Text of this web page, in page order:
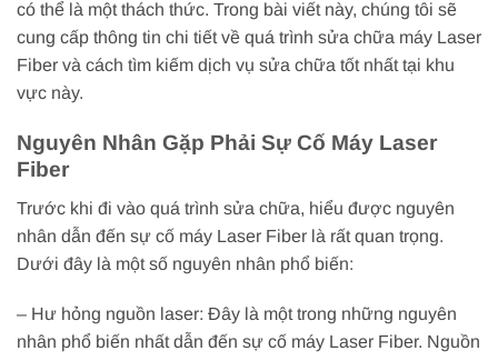
có thể là một thách thức. Trong bài viết này, chúng tôi sẽ
cung cấp thông tin chi tiết về quá trình sửa chữa máy Laser
Fiber và cách tìm kiếm dịch vụ sửa chữa tốt nhất tại khu
vực này.
Nguyên Nhân Gặp Phải Sự Cố Máy Laser
Fiber
Trước khi đi vào quá trình sửa chữa, hiểu được nguyên
nhân dẫn đến sự cố máy Laser Fiber là rất quan trọng.
Dưới đây là một số nguyên nhân phổ biến:
– Hư hỏng nguồn laser: Đây là một trong những nguyên
nhân phổ biến nhất dẫn đến sự cố máy Laser Fiber. Nguồn